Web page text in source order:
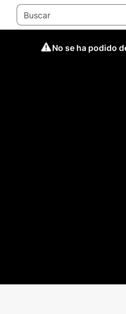
No se ha podido